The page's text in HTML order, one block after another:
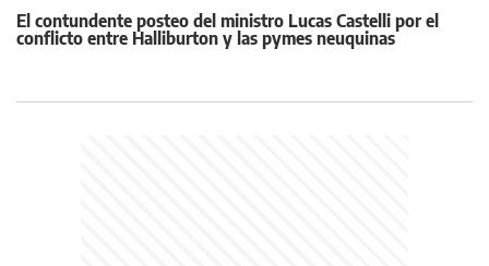
El contundente posteo del ministro Lucas Castelli por el
conflicto entre Halliburton y las pymes neuquinas